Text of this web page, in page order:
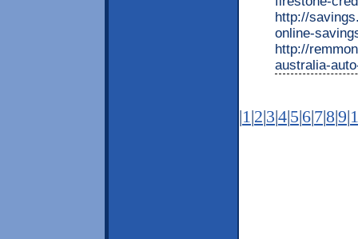
|1 |2|3|4|5|6|7|8|9|